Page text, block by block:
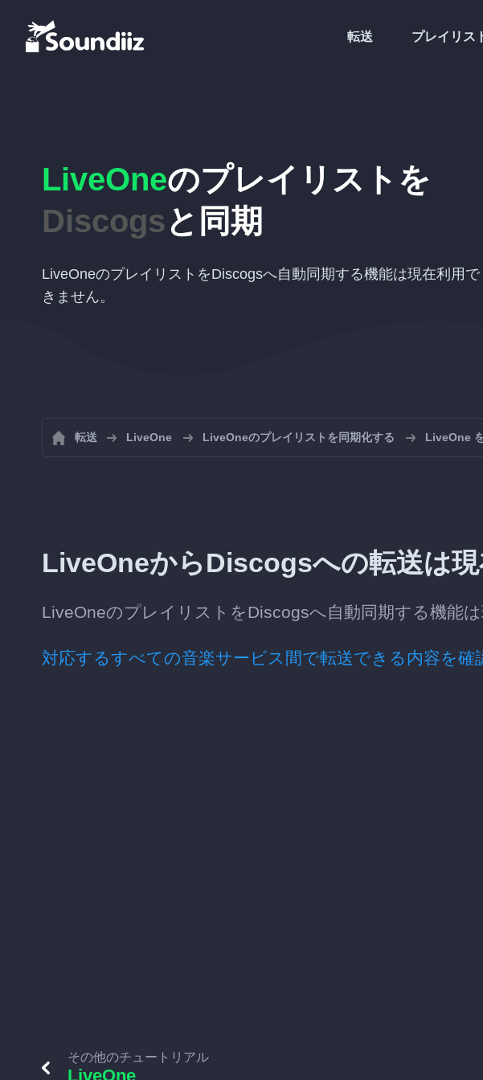
転送 プレイリス
LiveOneのプレイリストを
Discogsと同期
LiveOneのプレイリストをDiscogsへ自動同期する機能は現在利用で
きません。
転送 LiveOne LiveOneのプレイリストを同期化する LiveOne
LiveOneからDiscogsへの転送は
LiveOneのプレイリストをDiscogsへ自動同期する機能は
対応するすべての音楽サービス間で転送できる内容を確
その他のチュートリアル
LiveOne